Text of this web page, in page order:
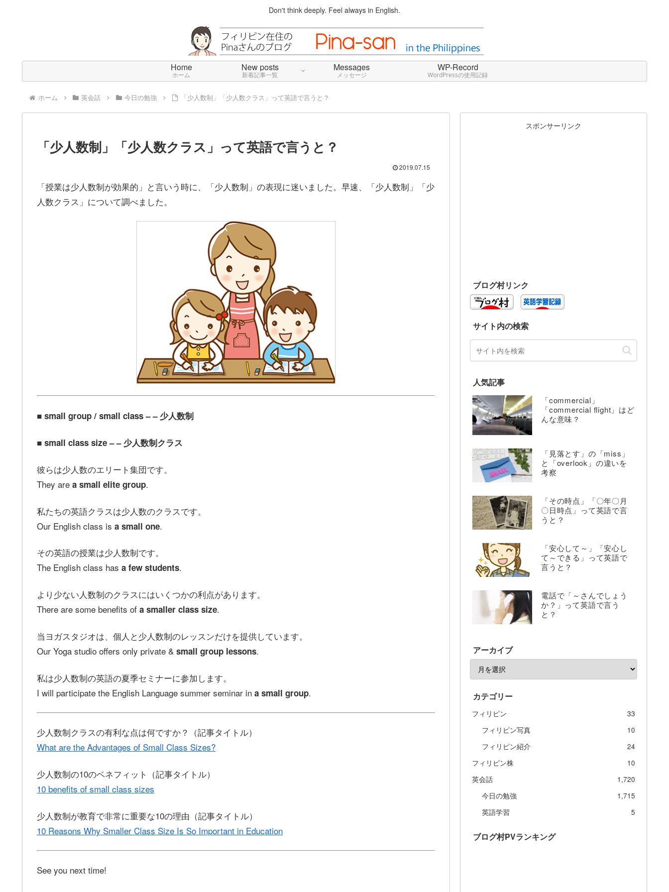
Don't think deeply. Feel always in English.
Home
ホーム
New posts
新着記事一覧
Messages
メッセージ
WP-Record
WordPressの使用記録
ホーム 英会話 今日の勉強 「少人数制」「少人数クラス」って英語で言うと？
「少人数制」「少人数クラス」って英語で言うと？
2019.07.15
「授業は少人数制が効果的」と言いう時に、「少人数制」の表現に迷いました。早速、「少人数制」「少
人数クラス」について調べました。
■ small group / small class – – 少人数制
■ small class size – – 少人数制クラス
彼らは少人数のエリート集団です。
They are a small elite group.
私たちの英語クラスは少人数のクラスです。
Our English class is a small one.
その英語の授業は少人数制です。
The English class has a few students.
より少ない人数制のクラスにはいくつかの利点があります。
There are some benefits of a smaller class size.
当ヨガスタジオは、個人と少人数制のレッスンだけを提供しています。
Our Yoga studio offers only private & small group lessons.
私は少人数制の英語の夏季セミナーに参加します。
I will participate the English Language summer seminar in a small group.
少人数制クラスの有利な点は何ですか？（記事タイトル）
What are the Advantages of Small Class Sizes?
少人数制の10のベネフィット（記事タイトル）
10 benefits of small class sizes
少人数制が教育で非常に重要な10の理由（記事タイトル）
10 Reasons Why Smaller Class Size Is So Important in Education
See you next time!
スポンサーリンク
ブログ村リンク
サイト内の検索
人気記事
「commercial」
「commercial flight」はど
んな意味？
「見落とす」の「miss」
と「overlook」の違いを
考察
「その時点」「〇年〇月
〇日時点」って英語で言
うと？
「安心して～」「安心し
て～できる」って英語で
言うと？
電話で「～さんでしょう
か？」って英語で言う
と？
アーカイブ
カテゴリー
フィリピン
33
フィリピン写真
10
フィリピン紹介
24
フィリピン株
10
英会話
1,720
今日の勉強
1,715
英語学習
5
ブログ村PVランキング